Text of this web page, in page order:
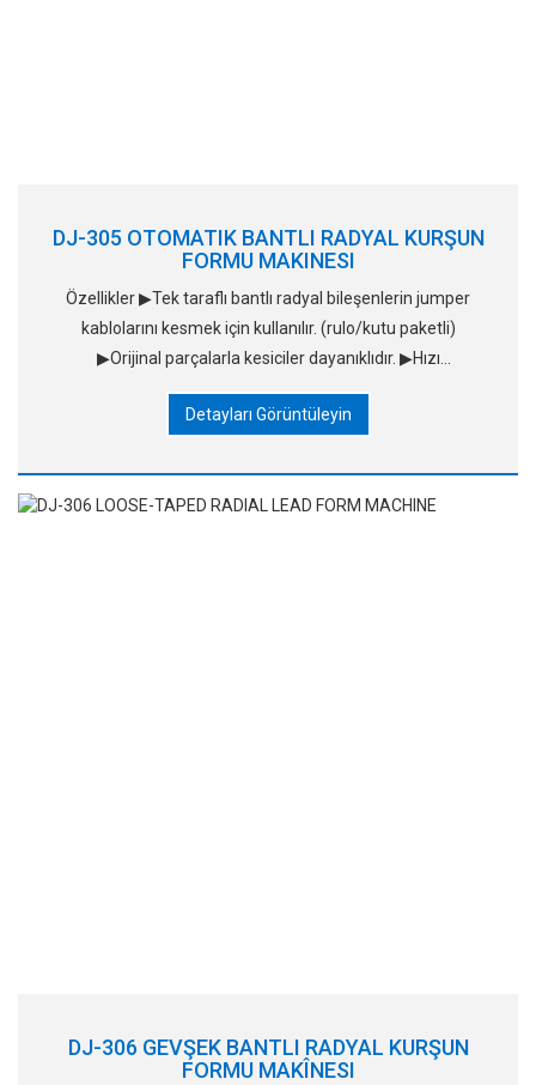
DJ-305 OTOMATIK BANTLI RADYAL KURŞUN
FORMU MAKINESI
Özellikler ▶Tek taraflı bantlı radyal bileşenlerin jumper
kablolarını kesmek için kullanılır. (rulo/kutu paketli)
▶Orijinal parçalarla kesiciler dayanıklıdır. ▶Hızı
çalışıyor
Detayları Görüntüleyin
DJ-306 GEVŞEK BANTLI RADYAL KURŞUN
FORMU MAKÎNESI